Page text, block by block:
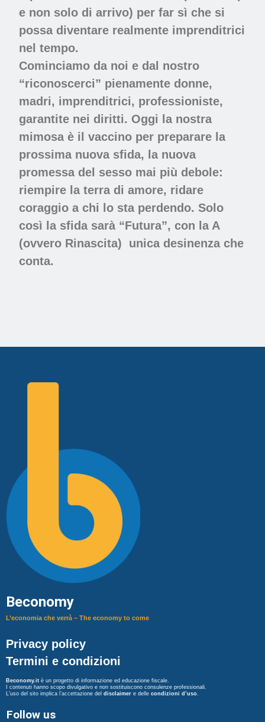
e non solo di arrivo) per far sì che si
possa diventare realmente imprenditrici
nel tempo.
Cominciamo da noi e dal nostro
“riconoscerci” pienamente donne,
madri, imprenditrici, professioniste,
garantite nei diritti. Oggi la nostra
mimosa è il vaccino per preparare la
prossima nuova sfida, la nuova
promessa del sesso mai più debole:
riempire la terra di amore, ridare
coraggio a chi lo sta perdendo. Solo
così la sfida sarà “Futura”, con la A
(ovvero Rinascita)
unica desinenza che
conta.
Beconomy
L’economia che verrà – The economy to come
Privacy policy
Termini e condizioni
Beconomy.it è un progetto di informazione ed educazione fiscale.
I contenuti hanno scopo divulgativo e non sostituiscono consulenze professionali.
L’uso del sito implica l’accettazione del disclaimer e delle condizioni d’uso
Follow us